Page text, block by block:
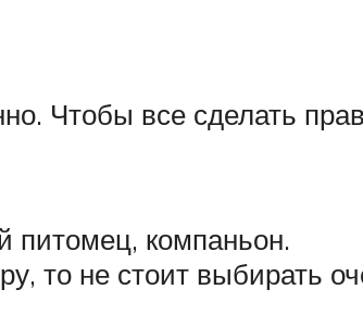
Чтобы все сделать
питомец, компаньон.
то не стоит выбирать